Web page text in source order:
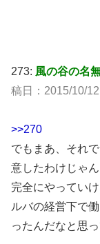
273: 風の谷の名
稿日：2015/10/
>>270
でもまあ、それ
意したわけじゃん
完全にやってい
ルバの経営下で
ったんだなと思